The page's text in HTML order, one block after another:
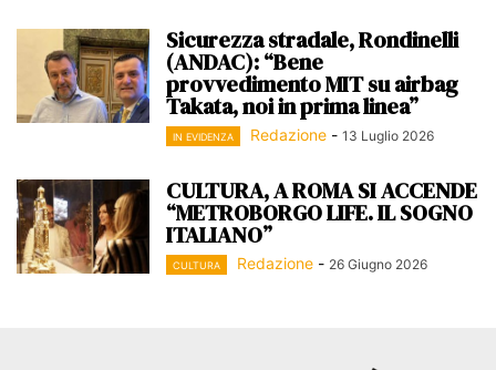
Sicurezza stradale, Rondinelli
(ANDAC): “Bene
provvedimento MIT su airbag
Takata, noi in prima linea”
IN EVIDENZA Redazione - 13 Luglio 2026
CULTURA, A ROMA SI ACCENDE
“METROBORGO LIFE. IL SOGNO
ITALIANO”
CULTURA Redazione - 26 Giugno 2026